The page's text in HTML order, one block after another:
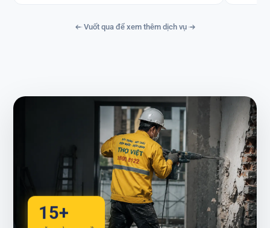
Vuốt qua để xem thêm dịch vụ
15+